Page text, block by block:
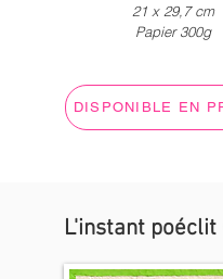
21 x 29,7 cm
Papier 300g
DISPONIBLE EN
L'instant poéclit